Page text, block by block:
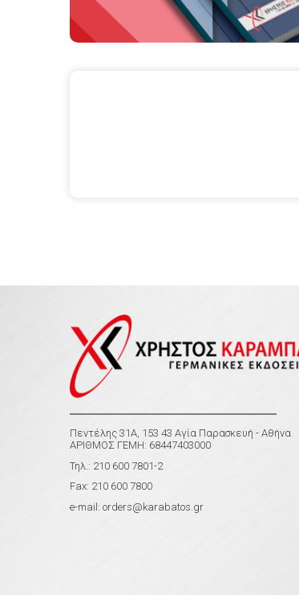
Πεντέλης 31Α, 153 43 Αγία Παρασκευή - Αθήνα
ΑΡΙΘΜΟΣ ΓΕΜΗ: 68447403000
Τηλ.: 210 600 7801-2
Fax: 210 600 7800
e-mail: orders@karabatos.gr